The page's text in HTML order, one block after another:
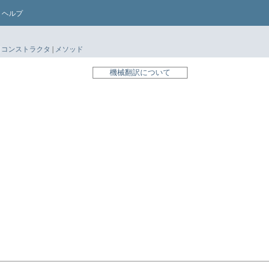
ヘルプ
コンストラクタ | メソッド
機械翻訳について